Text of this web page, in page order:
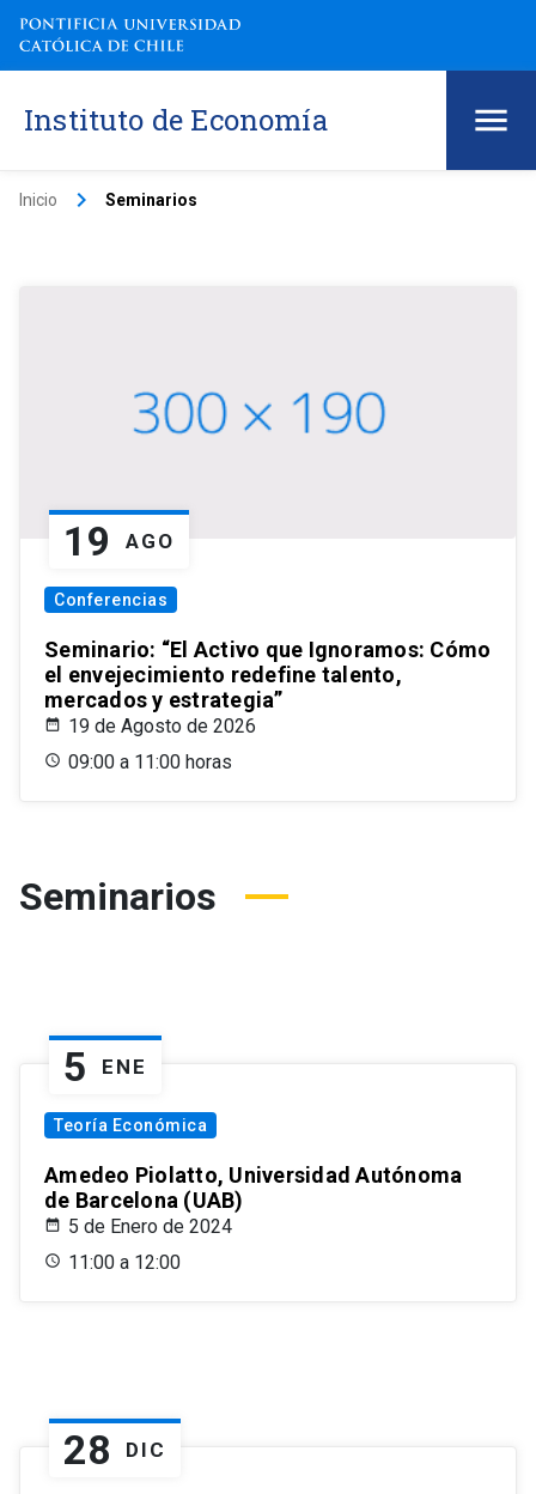
Instituto de Economía
Inicio keyboard_arrow_right Seminarios
19 AGO
Conferencias
Seminario: “El Activo que Ignoramos: Cómo
el envejecimiento redefine talento,
mercados y estrategia”
19 de Agosto de 2026
09:00 a 11:00 horas
Seminarios
5 ENE
Teoría Económica
Amedeo Piolatto, Universidad Autónoma
de Barcelona (UAB)
5 de Enero de 2024
11:00 a 12:00
28 DIC